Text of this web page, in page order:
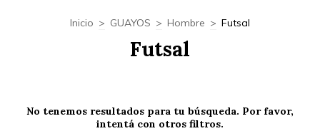
Inicio > GUAYOS > Hombre > Futsal
Futsal
No tenemos resultados para tu búsqueda. Por favor,
intentá con otros filtros.